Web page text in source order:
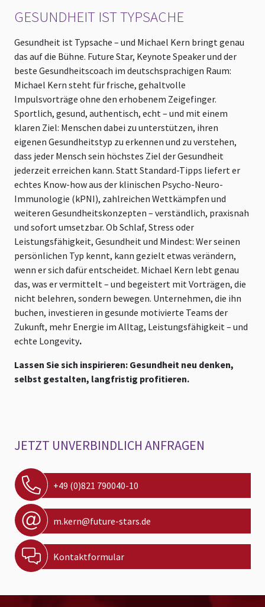
GESUNDHEIT IST TYPSACHE
Gesundheit ist Typsache – und Michael Kern bringt genau
das auf die Bühne. Future Star, Keynote Speaker und der
beste Gesundheitscoach im deutschsprachigen Raum:
Michael Kern steht für frische, gehaltvolle
Impulsvorträge ohne den erhobenem Zeigefinger.
Sportlich, gesund, authentisch, echt – und mit einem
klaren Ziel: Menschen dabei zu unterstützen, ihren
eigenen Gesundheitstyp zu erkennen und zu verstehen,
dass jeder Mensch sein höchstes Ziel der Gesundheit
jederzeit erreichen kann. Statt Standard-Tipps liefert er
echtes Know-how aus der klinischen Psycho-Neuro-
Immunologie (kPNI), zahlreichen Wettkämpfen und
weiteren Gesundheitskonzepten – verständlich, praxisnah
und sofort umsetzbar. Ob Schlaf, Stress oder
Leistungsfähigkeit, Gesundheit und Mindest: Wer seinen
persönlichen Typ kennt, kann gezielt etwas verändern,
wenn er sich dafür entscheidet. Michael Kern lebt genau
das, was er vermittelt – und begeistert mit Vorträgen, die
nicht belehren, sondern bewegen. Unternehmen, die ihn
buchen, investieren in gesunde motivierte Teams der
Zukunft, mehr Energie im Alltag, Leistungsfähigkeit – und
echte Longevity.
Lassen Sie sich inspirieren: Gesundheit neu denken,
selbst gestalten, langfristig profitieren.
JETZT UNVERBINDLICH ANFRAGEN
+49 (0)821 790040-10
m.kern@future-stars.de
Kontaktformular